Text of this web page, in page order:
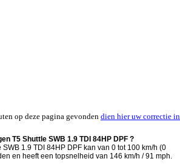
op deze pagina gevonden dien hier uw correctie in
T5 Shuttle SWB 1.9 TDI 84HP DPF ?
1.9 TDI 84HP DPF kan van 0 tot 100 km/h (0
en heeft een topsnelheid van 146 km/h / 91 mph.